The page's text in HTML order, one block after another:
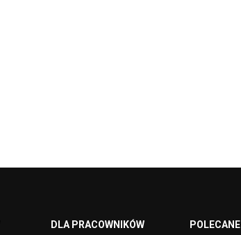
DLA PRACOWNIKÓW POLECANE